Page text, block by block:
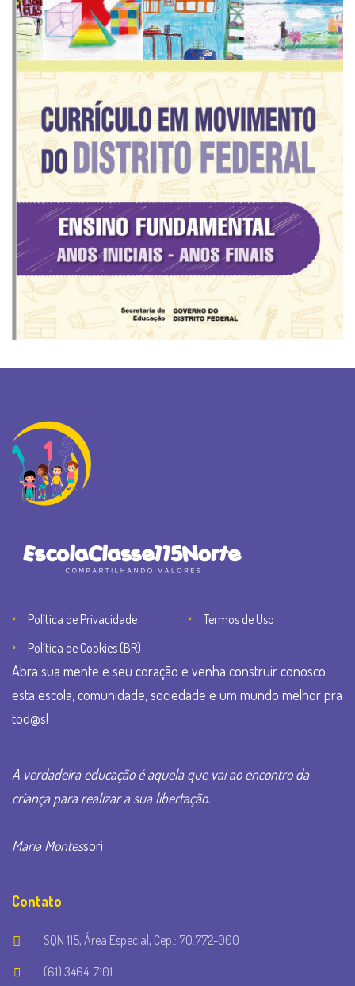
Política de Privacidade
Termos de Uso
Política de Cookies (BR)
Abra sua mente e seu coração e venha construir conosco
esta escola, comunidade, sociedade e um mundo melhor pra
tod@s!
A verdadeira educação é aquela que vai ao encontro da
criança para realizar a sua libertação.
Maria Montessori
Contato
SQN 115, Área Especial, Cep.: 70.772-000
(61) 3464-7101